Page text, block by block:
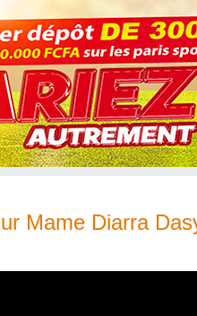
Mame Diarra